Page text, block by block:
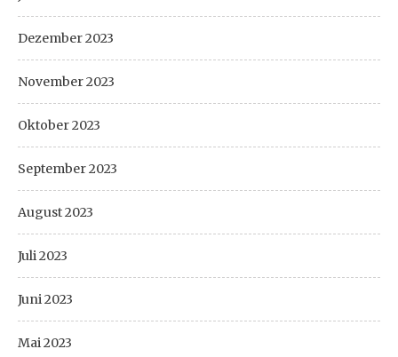
Dezember 2023
November 2023
Oktober 2023
September 2023
August 2023
Juli 2023
Juni 2023
Mai 2023